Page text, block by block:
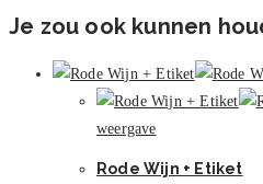
Je zou ook kunnen
weergave
Rode Wijn + Etiket